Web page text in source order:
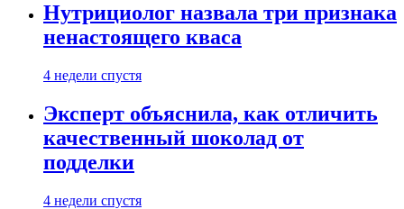
Нутрициолог назвала три признака
ненастоящего кваса
4 недели спустя
Эксперт объяснила, как отличить
качественный шоколад от
подделки
4 недели спустя